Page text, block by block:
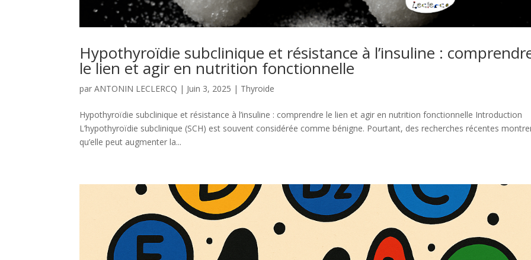
Hypothyroïdie subclinique et résistance à l’insuline :
le lien et agir en nutrition fonctionnelle
parANTONIN LECLERCQ | Juin 3, 2025 | Thyroide
Hypothyroïdie subclinique et résistance à l’insuline : comprendre le lien et agir en nutrition fonctionnelle Introduction
L’hypothyroïdie subclinique (SCH) est souvent considérée comme bénigne. Pourtant, des recherches récentes
qu’elle peut augmenter la...